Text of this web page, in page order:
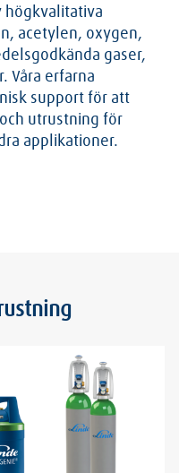
högkvalitativa
acetylen, oxygen,
gaser,
Våra erfarna
support för att
utrustning för
applikationer.